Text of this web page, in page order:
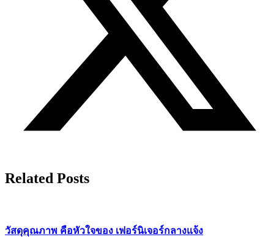
Related Posts
วัสดุคุณภาพ คือหัวใจของ เฟอร์นิเจอร์กลางแจ้ง